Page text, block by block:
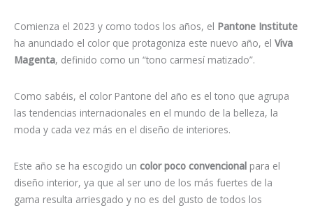
Comienza el 2023 y como todos los años, el Pantone Institute
ha anunciado el color que protagoniza este nuevo año, el Viva
Magenta, definido como un “tono carmesí matizado”.
Como sabéis, el color Pantone del año es el tono que agrupa
las tendencias internacionales en el mundo de la belleza, la
moda y cada vez más en el diseño de interiores.
Este año se ha escogido un color poco convencional para el
diseño interior, ya que al ser uno de los más fuertes de la
gama resulta arriesgado y no es del gusto de todos los